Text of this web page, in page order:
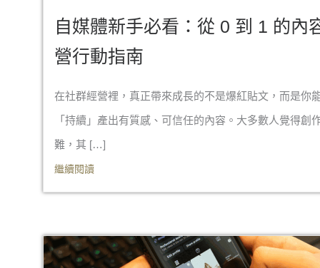
自媒體新手必看：從 0 到 1 的內
營行動指南
在社群經營裡，真正帶來成長的不是爆紅貼文，而是你
「持續」產出有質感、可信任的內容。大多數人覺得創
難，其 […]
繼續閱讀